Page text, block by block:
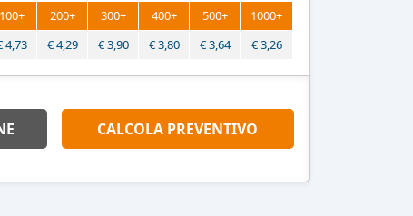
100+ 200+ 300+ 400+ 500+
1000+
4,73 €4,29 €3,90 €3,80 €3,64 €3,26
CALCOLA PREVENTIVO